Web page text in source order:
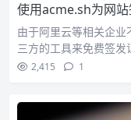
使用acme.sh为网
由于阿里云等相关企
三方的工具来免费签
2,415 1